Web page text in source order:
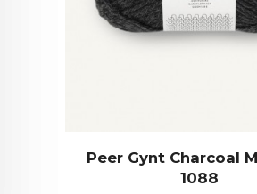
Peer Gynt Charcoal
1088